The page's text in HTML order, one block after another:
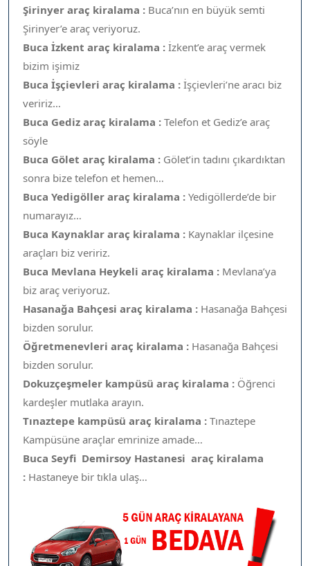
Şirinyer araç kiralama : Buca’nın en büyük semti
Şirinyer’e araç veriyoruz.
Buca İzkent araç kiralama : İzkent’e araç vermek
bizim işimiz
Buca İşçievleri araç kiralama : İşçievleri’ne aracı biz
veririz…
Buca Gediz araç kiralama : Telefon et Gediz’e araç
söyle
Buca Gölet araç kiralama : Gölet’in tadını çıkardıktan
sonra bize telefon et hemen…
Buca Yedigöller araç kiralama : Yedigöllerde’de bir
numarayız…
Buca Kaynaklar araç kiralama : Kaynaklar ilçesine
araçları biz veririz.
Buca Mevlana Heykeli araç kiralama : Mevlana’ya
biz araç veriyoruz.
Hasanağa Bahçesi araç kiralama : Hasanağa Bahçesi
bizden sorulur.
Öğretmenevleri araç kiralama : Hasanağa Bahçesi
bizden sorulur.
Dokuzçeşmeler kampüsü araç kiralama : Öğrenci
kardeşler mutlaka arayın.
Tınaztepe kampüsü araç kiralama : Tınaztepe
Kampüsüne araçlar emrinize amade…
Buca Seyfi Demirsoy Hastanesi araç kiralama
: Hastaneye bir tıkla ulaş…